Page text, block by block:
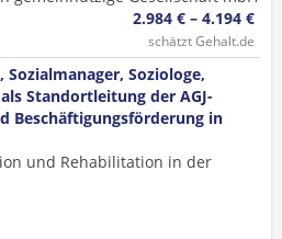
2.984 € – 4.194 €
schätzt Gehalt.de
Soziologe,
Standortleitung der AGJ-
Beschäftigungsförderung in
und Rehabilitation in der